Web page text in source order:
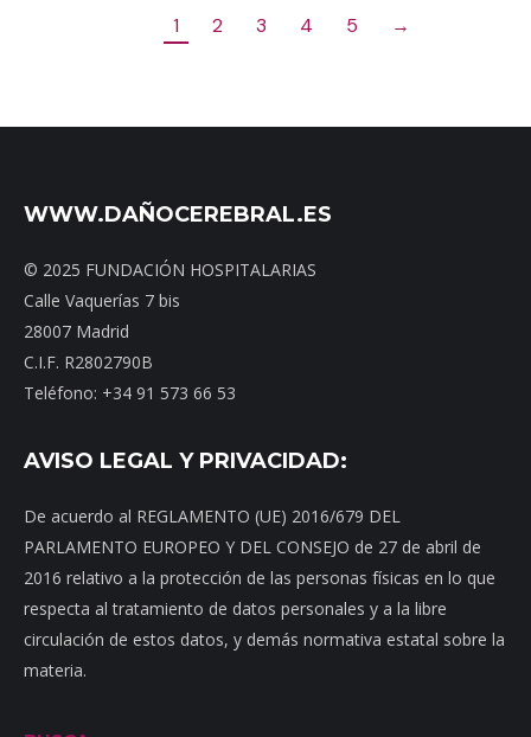
1 2 3 4 5 →
WWW.DAÑOCEREBRAL.ES
© 2025 FUNDACIÓN HOSPITALARIAS
Calle Vaquerías 7 bis
28007 Madrid
C.I.F. R2802790B
Teléfono: +34 91 573 66 53
AVISO LEGAL Y PRIVACIDAD:
De acuerdo al REGLAMENTO (UE) 2016/679 DEL
PARLAMENTO EUROPEO Y DEL CONSEJO de 27 de abril de
2016 relativo a la protección de las personas físicas en lo que
respecta al tratamiento de datos personales y a la libre
circulación de estos datos, y demás normativa estatal sobre la
materia.